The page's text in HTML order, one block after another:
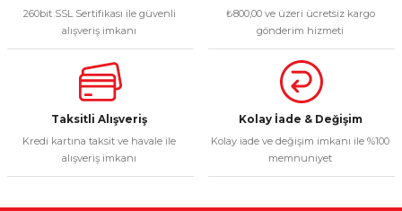
260bit SSL Sertifikası ile güvenli
alışveriş imkanı
₺800,00 ve üzeri ücretsiz kargo
gönderim hizmeti
Taksitli Alışveriş
Kredi kartına taksit ve havale ile
alışveriş imkanı
Kolay İade & Değişim
Kolay iade ve değişim imkanı ile %100
memnuniyet